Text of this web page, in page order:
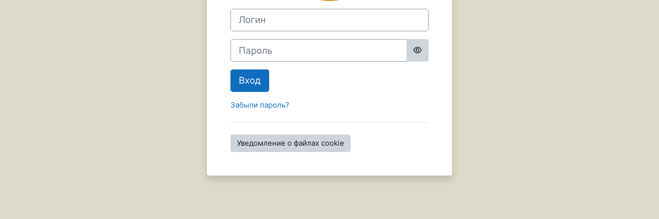
Логин
Пароль
Вход
Забыли пароль?
Уведомление о файлах cookie